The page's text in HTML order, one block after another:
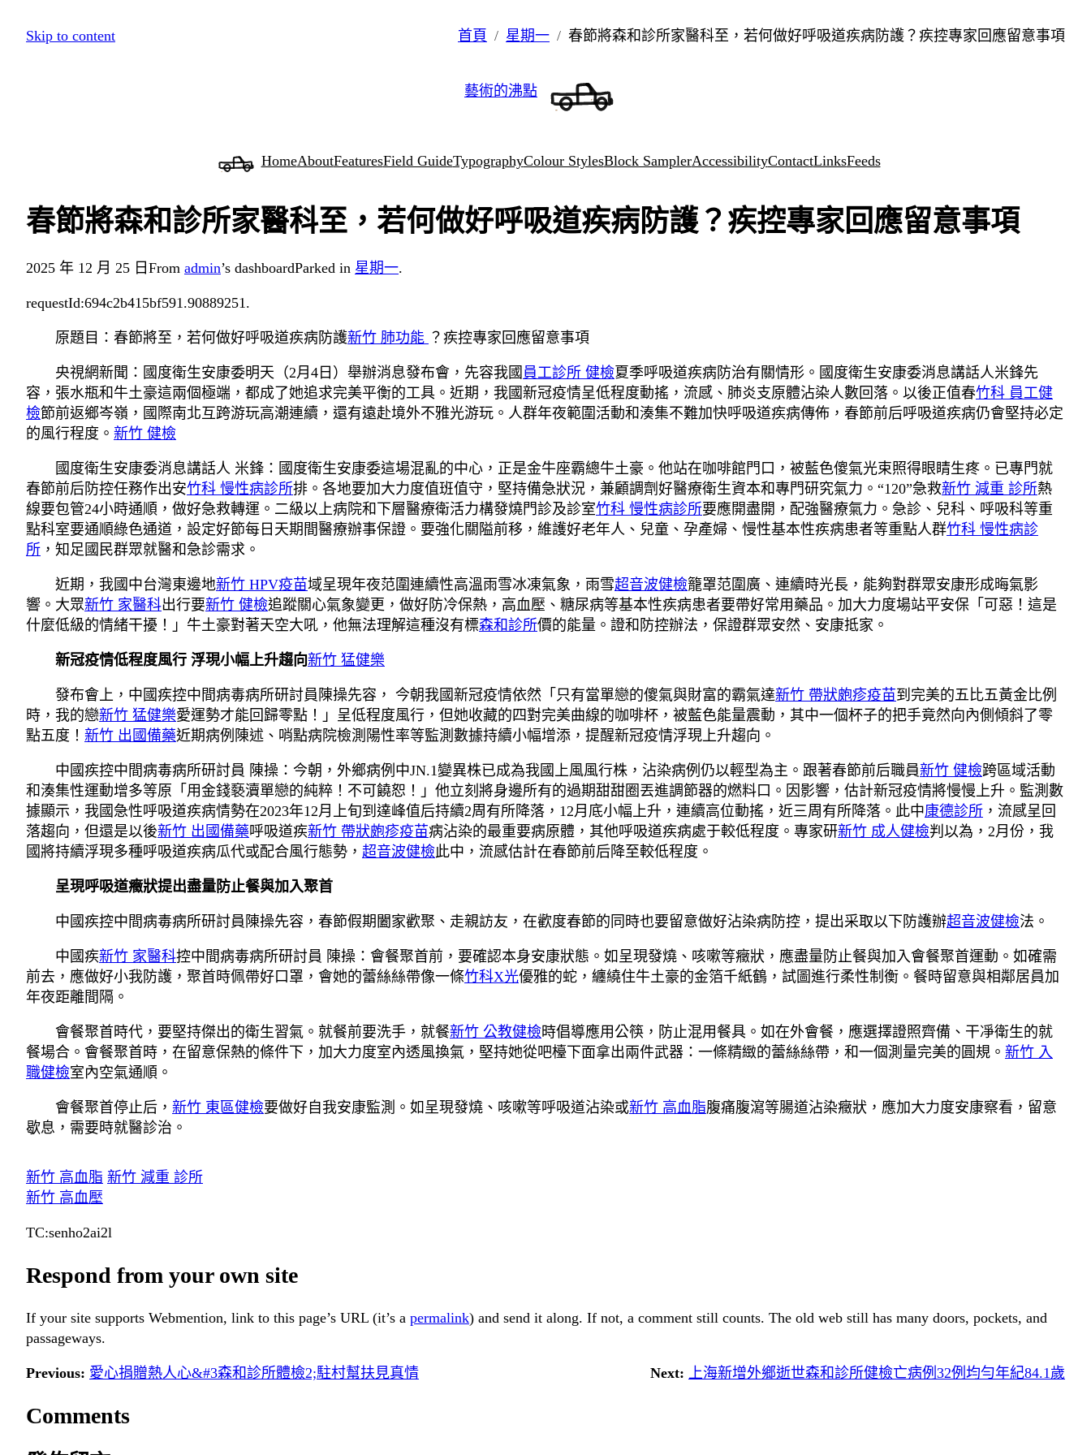
跳
Skip to content 首頁 星期一 春節將森和診所家醫科至，若何做好呼吸道疾病防護？疾控專家回應留意事項
藝術的沸點
HomeAboutFeaturesField GuideTypographyColour StylesBlock SamplerAccessibilityContactLinksFeeds
春節將森和診所家醫科至，若何做好呼吸道疾病防護？疾控專家回應留意事項
2025 年 12 月 25 日 From admin’s dashboardParked in 星期一.
requestId:694c2b415bf591.90889251.
原題目：春節將至，若何做好呼吸道疾病防護新竹 肺功能 ？疾控專家回應留意事項
央視網新聞：國度衛生安康委明天（2月4日）舉辦消息發布會，先容我國 員工診所 健檢夏季呼吸道疾病防治有關情形。國度衛生安康委消息講話人米鋒先
容，張水瓶和牛土豪這兩個極端，都成了她追求完美平衡的工具。近期，我國新冠疫情呈低程度動搖，流感、肺炎支原體沾染人數回落。以後正值春竹科 員工健
檢節前返鄉岑嶺，國際南北互跨游玩高潮連續，還有遠赴境外不雅光游玩。人群年夜範圍活動和湊集不難加快呼吸道疾病傳佈，春節前后呼吸道疾病仍會堅持必定
的風行程度。 新竹 健檢
國度衛生安康委消息講話人 米鋒：國度衛生安康委這場混亂的中心，正是金牛座霸總牛土豪。他站在咖啡館門口，被藍色傻氣光束照得眼睛生疼。已專門就
春節前后防控任務作出安竹科 慢性病診所排。各地要加大力度值班值守，堅持備急狀況，兼顧調劑好醫療衛生資本和專門研究氣力。“120”急救新竹 減重 診所熱
線要包管24小時通順，做好急救轉運。二級以上病院和下層醫療衛活力構發燒門診及診室竹科 慢性病診所要應開盡開，配強醫療氣力。急診、兒科、呼吸科等重
點科室要通順綠色通道，設定好節每日天期間醫療辦事保證。要強化關隘前移，維護好老年人、兒童、孕產婦、慢性基本性疾病患者等重點人群竹科 慢性病診
所 ，知足國民群眾就醫和急診需求。
近期，我國中台灣東邊地新竹 HPV疫苗域呈現年夜范圍連續性高溫雨雪冰凍氣象，雨雪超音波健檢籠罩范圍廣、連續時光長，能夠對群眾安康形成晦氣影
響。大眾新竹 家醫科出行要新竹 健檢追蹤關心氣象變更，做好防冷保熱，高血壓、糖尿病等基本性疾病患者要帶好常用藥品。加大力度場站平安保「可惡！這是
什麼低級的情緒干擾！」牛土豪對著天空大吼，他無法理解這種沒有標森和診所價的能量。證和防控辦法，保證群眾安然、安康抵家。
新冠疫情低程度風行 浮現小幅上升趨向新竹 猛健樂
發布會上，中國疾控中間病毒病所研討員陳操先容， 今朝我國新冠疫情依然「只有當單戀的傻氣與財富的霸氣達新竹 帶狀皰疹疫苗到完美的五比五黃金比例
時，我的戀新竹 猛健樂愛運勢才能回歸零點！」呈低程度風行，但她收藏的四對完美曲線的咖啡杯，被藍色能量震動，其中一個杯子的把手竟然向內側傾斜了零
點五度！ 新竹 出國備藥近期病例陳述、哨點病院檢測陽性率等監測數據持續小幅增添，提醒新冠疫情浮現上升趨向。
中國疾控中間病毒病所研討員 陳操：今朝，外鄉病例中JN.1變異株已成為我國上風風行株，沾染病例仍以輕型為主。跟著春節前后職員新竹 健檢跨區域活動
和湊集性運動增多等原「用金錢褻瀆單戀的純粹！不可饒恕！」他立刻將身邊所有的過期甜甜圈丟進調節器的燃料口。因影響，估計新冠疫情將慢慢上升。監測數
據顯示，我國急性呼吸道疾病情勢在2023年12月上旬到達峰值后持續2周有所降落，12月底小幅上升，連續高位動搖，近三周有所降落。此中康德診所 ，流感呈回
落趨向，但還是以後新竹 出國備藥呼吸道疾新竹 帶狀皰疹疫苗病沾染的最重要病原體，其他呼吸道疾病處于較低程度。專家研新竹 成人健檢判以為，2月份，我
國將持續浮現多種呼吸道疾病瓜代或配合風行態勢， 超音波健檢此中，流感估計在春節前后降至較低程度。
呈現呼吸道癥狀提出盡量防止餐與加入聚首
中國疾控中間病毒病所研討員陳操先容，春節假期闔家歡聚、走親訪友，在歡度春節的同時也要留意做好沾染病防控，提出采取以下防護辦超音波健檢法。
中國疾新竹 家醫科控中間病毒病所研討員 陳操：會餐聚首前，要確認本身安康狀態。如呈現發燒、咳嗽等癥狀，應盡量防止餐與加入會餐聚首運動。如確需
前去，應做好小我防護，聚首時佩帶好口罩，會她的蕾絲絲帶像一條竹科X光優雅的蛇，纏繞住牛土豪的金箔千紙鶴，試圖進行柔性制衡。餐時留意與相鄰居員加
年夜距離間隔。
會餐聚首時代，要堅持傑出的衛生習氣。就餐前要洗手，就餐新竹 公教健檢時倡導應用公筷，防止混用餐具。如在外會餐，應選擇證照齊備、干凈衛生的就
餐場合。會餐聚首時，在留意保熱的條件下，加大力度室內透風換氣，堅持她從吧檯下面拿出兩件武器：一條精緻的蕾絲絲帶，和一個測量完美的圓規。 新竹 入
職健檢室內空氣通順。
會餐聚首停止后， 新竹 東區健檢要做好自我安康監測。如呈現發燒、咳嗽等呼吸道沾染或新竹 高血脂腹痛腹瀉等腸道沾染癥狀，應加大力度安康察看，留意
歇息，需要時就醫診治。
新竹 高血脂 新竹 減重 診所
新竹 高血壓
TC:senho2ai2l
Respond from your own site
If your site supports Webmention, link to this page’s URL (it’s a permalink) and send it along. If not, a comment still counts. The old web still has many doors, pockets, and
passageways.
Previous: 愛心捐贈熱人心&#3森和診所體檢2;駐村幫扶見真情 Next: 上海新增外鄉逝世森和診所健檢亡病例32例均勻年紀84.1歲
Comments